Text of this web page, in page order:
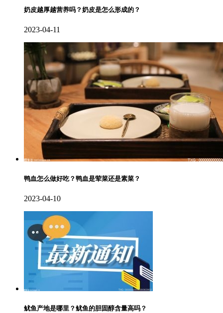
奶皮越厚越营养吗？奶皮是怎么形成的？
2023-04-11
鸭血怎么做好吃？鸭血是荤菜还是素菜？
2023-04-10
鱿鱼产地是哪里？鱿鱼的胆固醇含量高吗？